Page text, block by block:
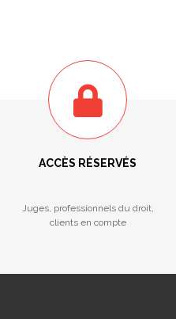
ACCÈS RÉSERVÉS
Juges, professionnels du droit,
clients en compte